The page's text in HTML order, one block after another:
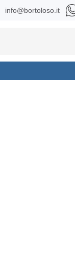
info@bortoloso.it